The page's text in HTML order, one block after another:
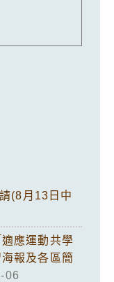
(8月13日中
應運動共學
報及各區簡
06